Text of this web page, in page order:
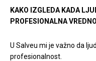
KAKO IZGLEDA KADA
PROFESIONALNA
U Salveu mi je važno da
profesionalnost.